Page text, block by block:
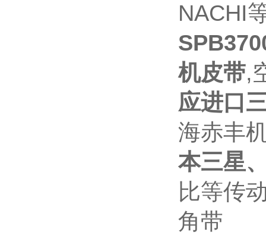
NACHI
机皮带,
应进口
海赤丰
本三星
比等传
角带